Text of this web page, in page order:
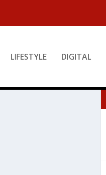
LIFESTYLE DIGITAL